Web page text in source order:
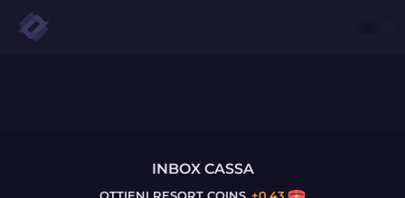
INBOX CASSA